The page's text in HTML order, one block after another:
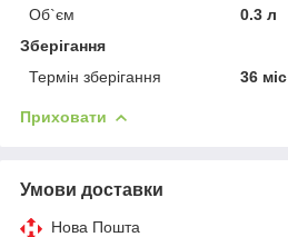
Об`єм
0.3 л
Зберігання
Термін зберігання
36 міс
Приховати
Умови доставки
Нова Пошта